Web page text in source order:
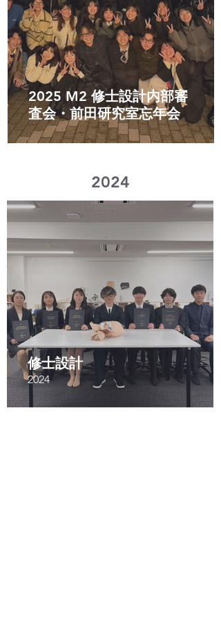
2025 M2 修士設計内部審
査会・前田研究室忘年会
​2024
修士設計
2024